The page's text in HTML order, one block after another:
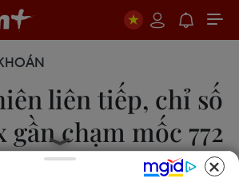
liên tiếp, chỉ số
chạm mốc 772